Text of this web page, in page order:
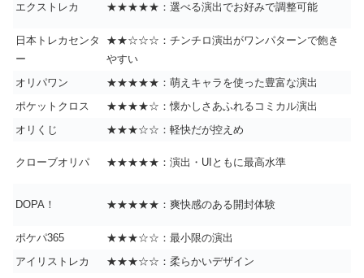
エクストレカ ★★★★★：選べる演出でお好みで調整可能
日本トレカセンタ
ー
★★☆☆☆：チンチロ演出がワンパターンで飽き
やすい
オリパワン
★★★★★：萌えキャラを使った豊富な演出
ポケットクロス
★★★★☆：懐かしさあふれるコミカル演出
オリくじ
★★★☆☆：軽快だが控えめ
クローブオリパ ★★★★★：演出・UIともに最高水準
DOPA！ ★★★★★：爽快感のある開封体験
ポケパ365
★★★☆☆：最小限の演出
アイリストレカ
★★★☆☆：柔らかいデザイン